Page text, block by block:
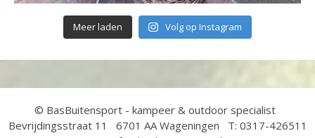
Meer laden Volg op Instagram
© BasBuitensport - kampeer & outdoor specialist
Bevrijdingsstraat 11 6701 AA Wageningen T: 0317-426511